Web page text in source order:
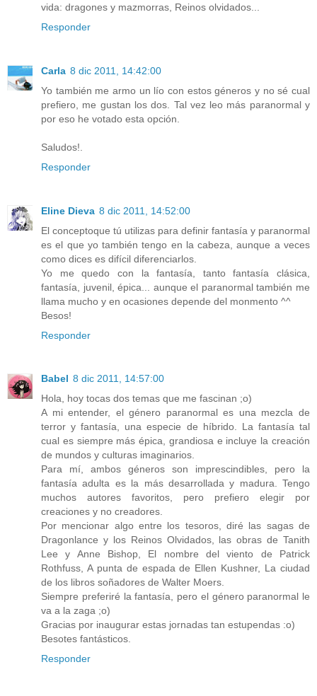
vida: dragones y mazmorras, Reinos olvidados...
Responder
Carla 8 dic 2011, 14:42:00
Yo también me armo un lío con estos géneros y no sé cual
prefiero, me gustan los dos. Tal vez leo más paranormal y
por eso he votado esta opción.
Saludos!.
Responder
Eline Dieva 8 dic 2011, 14:52:00
El conceptoque tú utilizas para definir fantasía y paranormal
es el que yo también tengo en la cabeza, aunque a veces
como dices es difícil diferenciarlos.
Yo me quedo con la fantasía, tanto fantasía clásica,
fantasía, juvenil, épica... aunque el paranormal también me
llama mucho y en ocasiones depende del monmento ^^
Besos!
Responder
Babel 8 dic 2011, 14:57:00
Hola, hoy tocas dos temas que me fascinan ;o)
A mi entender, el género paranormal es una mezcla de
terror y fantasía, una especie de híbrido. La fantasía tal
cual es siempre más épica, grandiosa e incluye la creación
de mundos y culturas imaginarios.
Para mí, ambos géneros son imprescindibles, pero la
fantasía adulta es la más desarrollada y madura. Tengo
muchos autores favoritos, pero prefiero elegir por
creaciones y no creadores.
Por mencionar algo entre los tesoros, diré las sagas de
Dragonlance y los Reinos Olvidados, las obras de Tanith
Lee y Anne Bishop, El nombre del viento de Patrick
Rothfuss, A punta de espada de Ellen Kushner, La ciudad
de los libros soñadores de Walter Moers.
Siempre preferiré la fantasía, pero el género paranormal le
va a la zaga ;o)
Gracias por inaugurar estas jornadas tan estupendas :o)
Besotes fantásticos.
Responder